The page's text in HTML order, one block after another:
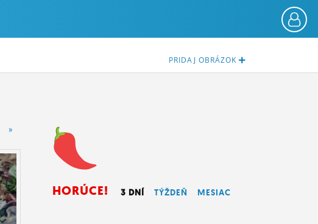
PRIDAJ OBRÁZOK
»
HORÚCE! 3 DNÍ TÝŽDEŇ MESIAC